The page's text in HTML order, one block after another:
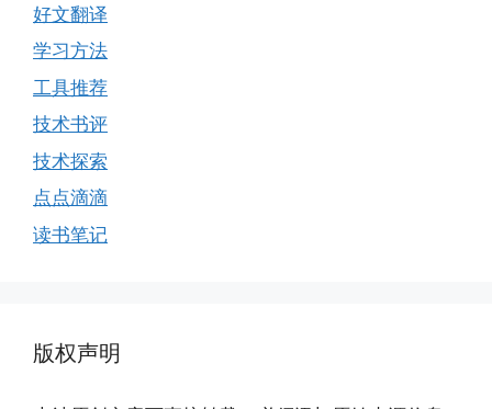
好文翻译
学习方法
工具推荐
技术书评
技术探索
点点滴滴
读书笔记
版权声明